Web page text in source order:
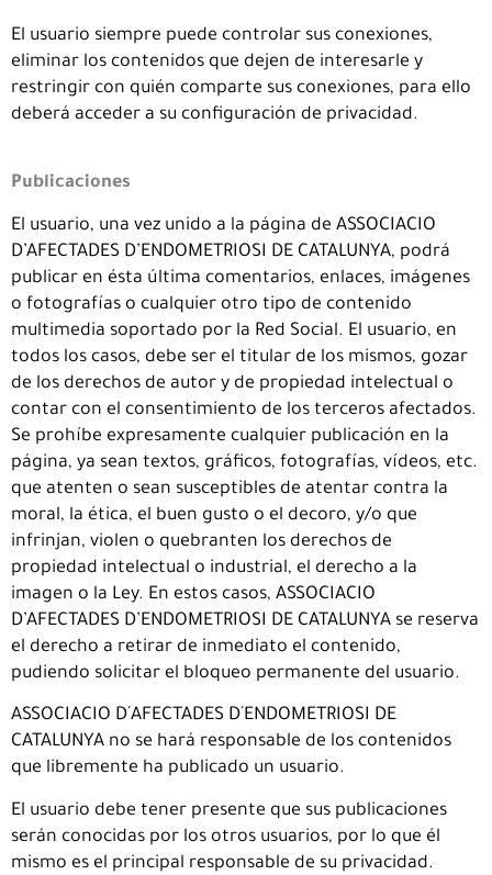
El usuario siempre puede controlar sus conexiones,
eliminar los contenidos que dejen de interesarle y
restringir con quién comparte sus conexiones, para ello
deberá acceder a su configuración de privacidad.
Publicaciones
El usuario, una vez unido a la página de ASSOCIACIO
D’AFECTADES D’ENDOMETRIOSI DE CATALUNYA, podrá
publicar en ésta última comentarios, enlaces, imágenes
o fotografías o cualquier otro tipo de contenido
multimedia soportado por la Red Social. El usuario, en
todos los casos, debe ser el titular de los mismos, gozar
de los derechos de autor y de propiedad intelectual o
contar con el consentimiento de los terceros afectados.
Se prohíbe expresamente cualquier publicación en la
página, ya sean textos, gráficos, fotografías, vídeos, etc.
que atenten o sean susceptibles de atentar contra la
moral, la ética, el buen gusto o el decoro, y/o que
infrinjan, violen o quebranten los derechos de
propiedad intelectual o industrial, el derecho a la
imagen o la Ley. En estos casos, ASSOCIACIO
D’AFECTADES D’ENDOMETRIOSI DE CATALUNYA se reserva
el derecho a retirar de inmediato el contenido,
pudiendo solicitar el bloqueo permanente del usuario.
ASSOCIACIO D´AFECTADES D´ENDOMETRIOSI DE
CATALUNYA no se hará responsable de los contenidos
que libremente ha publicado un usuario.
El usuario debe tener presente que sus publicaciones
serán conocidas por los otros usuarios, por lo que él
mismo es el principal responsable de su privacidad.